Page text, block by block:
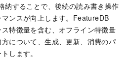
納することで、後続の読み書き操作
ンスが向上します。FeatureDB
特徴量を含む、オフライン特徴量
について、生成、更新、消費のパ
します。